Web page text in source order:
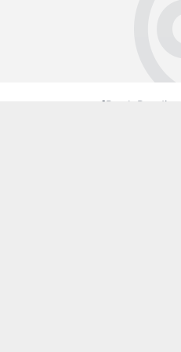
[Book